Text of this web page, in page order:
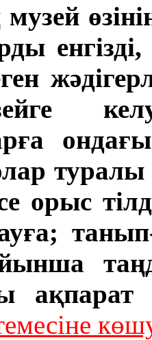
музей
туралы
орыс
ақпарат